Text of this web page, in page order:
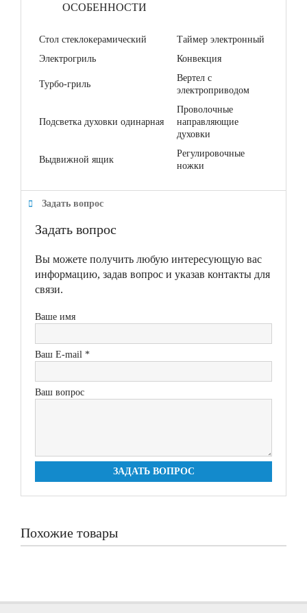
ОСОБЕННОСТИ
Стол стеклокерамический
Таймер электронный
Электрогриль
Конвекция
Турбо-гриль
Вертел с
электроприводом
Подсветка духовки одинарная
Проволочные
направляющие
духовки
Выдвижной ящик
Регулировочные
ножки
Задать вопрос
Задать вопрос
Вы можете получить любую интересующую вас
информацию, задав вопрос и указав контакты для
связи.
Ваше имя
Ваш E-mail *
Ваш вопрос
ЗАДАТЬ ВОПРОС
Похожие товары